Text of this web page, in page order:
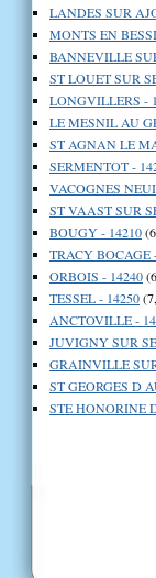
LANDES SUR
MONTS EN
BANNEVILLE
ST LOUET SUR
LONGVILLERS -
LE MESNIL AU
ST AGNAN LE
SERMENTOT -
VACOGNES
ST VAAST SUR
BOUGY - 14210
TRACY BOCAGE
ORBOIS - 14240
TESSEL - 14250
ANCTOVILLE -
JUVIGNY SUR
GRAINVILLE
ST GEORGES D
STE HONORINE